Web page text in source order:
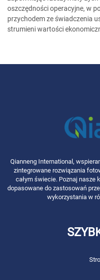
oszczędności operacyjne, w
przychodem ze świadczenia
strumieni wartości
Qianneng International,
zintegrowane rozwiązania
całym świecie. Poznaj nasze
dopasowane do zastosowań
wykorzystania w